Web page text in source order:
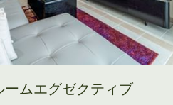
ームエグゼクティブ